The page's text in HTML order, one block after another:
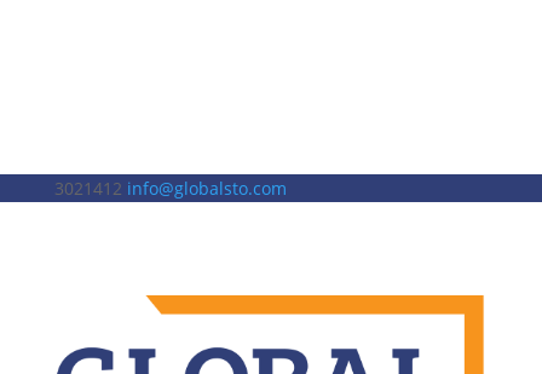
3021412 info@globalsto.com